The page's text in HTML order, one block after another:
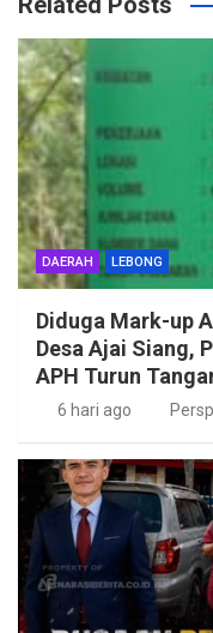
DAERAH LEBONG
Diduga Mark-up
Desa Ajai Siang,
APH Turun
6 hari ago